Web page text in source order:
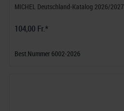
MICHEL Deutschland-Katalog 2026/2027
104,00 Fr.*
Best.Nummer 6002-2026